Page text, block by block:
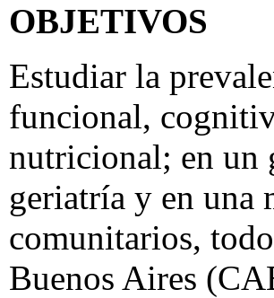
OBJETIVOS
Estudiar la
funcional,
nutricional; en un
geriatría y en una
comunitarios,
Buenos Aires